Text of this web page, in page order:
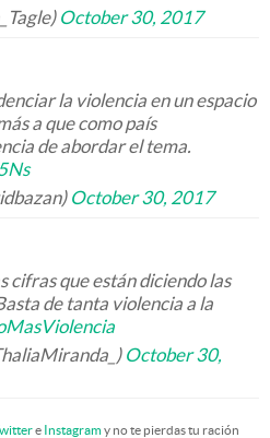
October 30, 2017
la violencia en un espacio
a que como país
de abordar el tema.
October 30, 2017
cifras que están diciendo las
de tanta violencia a la
October 30,
e Instagramy no te pierdas tu ración